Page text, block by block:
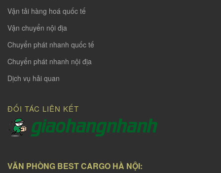
Vận tải hàng hoá quốc tế
Vận chuyển nội địa
Chuyển phát nhanh quốc tế
Chuyển phát nhanh nội địa
Dịch vụ hải quan
ĐỐI TÁC LIÊN KẾT
VĂN PHÒNG BEST CARGO HÀ NỘI: